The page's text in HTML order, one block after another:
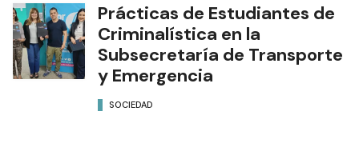
Prácticas de Estudiantes de
Criminalística en la
Subsecretaría de Transporte
y Emergencia
SOCIEDAD